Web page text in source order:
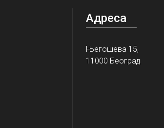
Адреса
Његошева 15,
11000 Београд